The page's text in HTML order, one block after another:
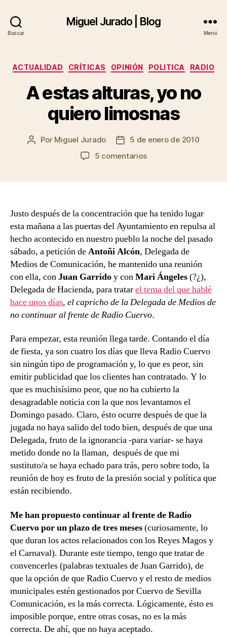
Buscar
Miguel Jurado | Blog
Menú
Categorías
ACTUALIDAD CRÍTICAS OPINIÓN POLITICA RADIO
A estas alturas, yo no
quiero limosnas
Autor
Por Miguel Jurado
Fecha5 de enero de 2010
5 comentariosen
no
quiero
Justo después de la concentración que ha tenido lugar
esta mañana a las puertas del Ayuntamiento en repulsa al
hecho acontecido en nuestro pueblo la noche del pasado
sábado, a petición deAntoñi Alcón, Delegada de
Medios de Comunicación, he mantenido una reunión
con ella, conJuan Garridoy conMari Ángeles(?¿),
Delegada de Hacienda, para tratarel tema del que hablé
hace unos días, el capricho de la Delegada de Mediosde
no continuar al frente de Radio Cuervo.
Para empezar, esta reunión llega tarde. Contando el día
de fiesta, ya son cuatro los días que lleva Radio Cuervo
sin ningún tipo de programación y, lo que es peor, sin
emitir publicidad que los clientes han contratado. Y lo
que es muchisísimo peor, que no ha cubierto la
desagradable noticia con la que nos levantamos el
Domingo pasado. Claro, ésto ocurre después de que la
jugada no haya salido del todo bien, después de que una
Delegada, fruto de la ignorancia -para variar- se haya
metido donde no la llaman, después de que mi
sustituto/a se haya echado para trás, pero sobre todo, la
reunión de hoy es fruto de la presión social y política que
están recibiendo.
Me han propuesto continuar al frente de Radio
Cuervo por un plazo de tres meses(curiosamente, lo
que duran los actos relacionados con los Reyes Magos y
el Carnaval). Durante este tiempo, tengo que tratar de
convencerles (palabras textuales de Juan Garrido), de
que la opción de que Radio Cuervo y el resto de medios
municipales estén gestionados por Cuervo de Sevilla
Comunicación, es la más correcta. Lógicamente, ésto es
imposible porque, entre otras cosas, no es la más
correcta. De ahí, que no haya aceptado.